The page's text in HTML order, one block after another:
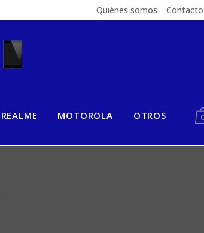
Quiénes somos Contacto
REALME MOTOROLA OTROS